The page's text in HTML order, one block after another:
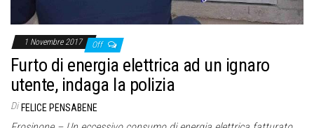
1 Novembre 2017 Off
Furto di energia elettrica ad un ignaro
utente, indaga la polizia
Di FELICE PENSABENE